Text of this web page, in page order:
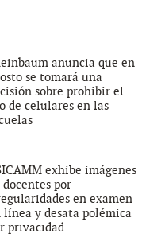
anuncia que en
se tomará una
sobre prohibir el
de celulares en las
exhibe imágenes
docentes por
en examen
línea y desata polémica
privacidad